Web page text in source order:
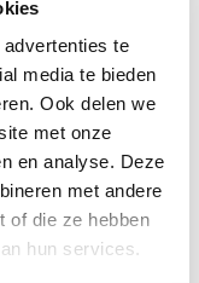
te
media te bieden
Ook delen we
met onze
en analyse. Deze
met andere
of die ze hebben
hun services.
de Bâleis
staat
Art Basel
van zijn
brengt
kunstmarkt,
en
in de